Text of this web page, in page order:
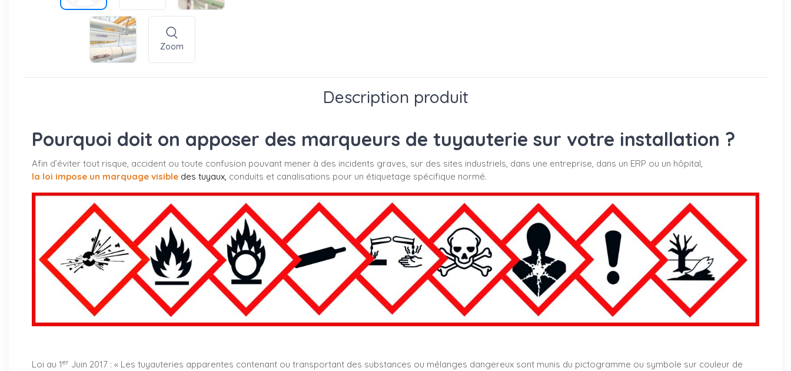
Zoom
Description produit
Pourquoi doit on apposer des marqueurs de tuyauterie sur votre installation ?
Afin d’éviter tout risque, accident ou toute confusion pouvant mener à des incidents graves, sur des sites industriels, dans une entreprise, dans un ERP ou un hôpital,
la loi impose un marquage visible des tuyaux, conduits et canalisations pour un étiquetage spécifique normé.
Loi au 1er Juin 2017 : « Les tuyauteries apparentes contenant ou transportant des substances ou mélanges dangereux sont munis du pictogramme ou symbole sur couleur de